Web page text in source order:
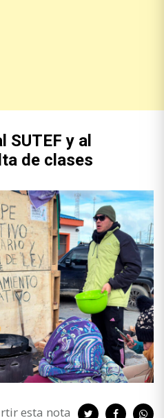
y al
de clases
esta nota